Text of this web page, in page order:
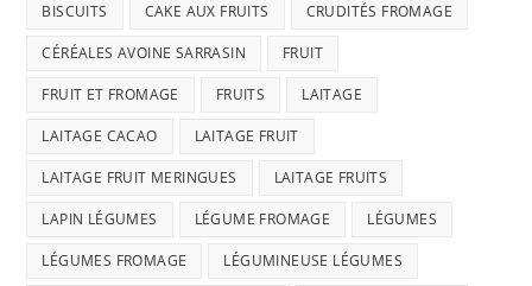
BISCUITS CAKE AUX FRUITS CRUDITÉS FROMAGE
CÉRÉALES AVOINE SARRASIN FRUIT
FRUIT ET FROMAGE FRUITS LAITAGE
LAITAGE CACAO LAITAGE FRUIT
LAITAGE FRUIT MERINGUES LAITAGE FRUITS
LAPIN LÉGUMES LÉGUME FROMAGE LÉGUMES
LÉGUMES FROMAGE LÉGUMINEUSE LÉGUMES